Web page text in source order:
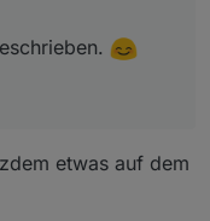
etwas auf dem